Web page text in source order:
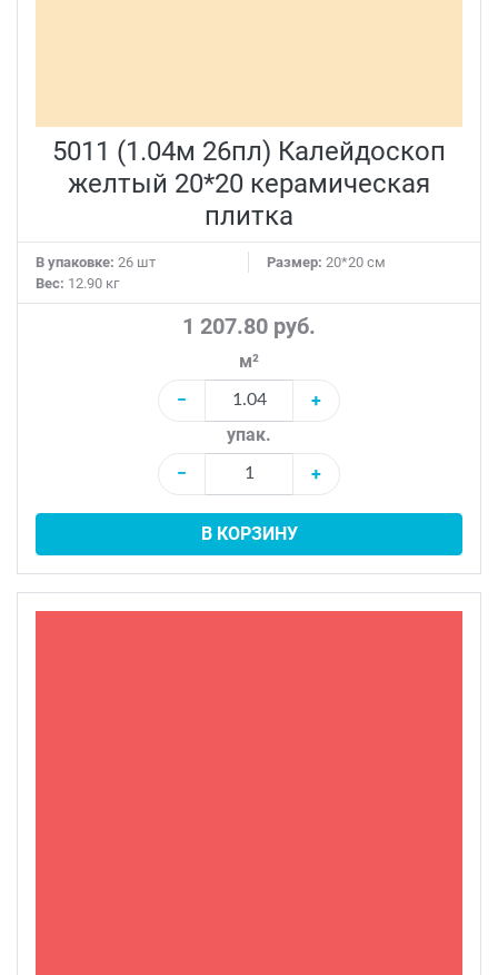
5011 (1.04м 26пл) Калейдоскоп
желтый 20*20 керамическая
плитка
В упаковке: 26 шт Размер: 20*20 см
Вес: 12.90 кг
1 207.80 руб.
м²
−
+
упак.
−
+
В КОРЗИНУ